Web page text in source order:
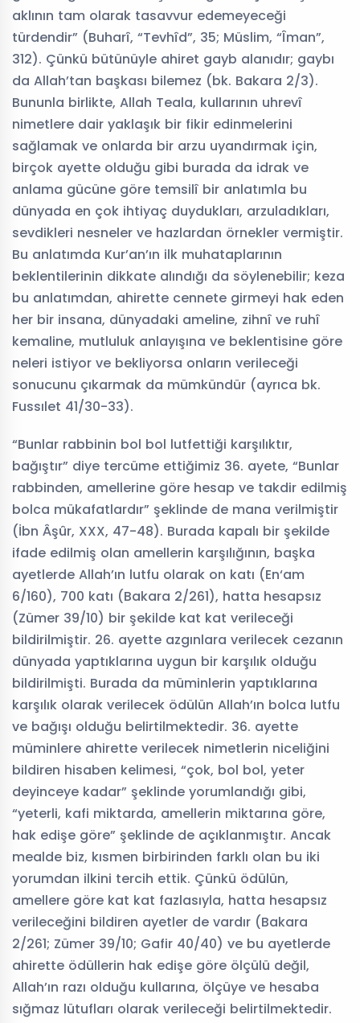
aklının tam olarak tasavvur edemeyeceği
türdendir” (Buharî, “Tevhîd”, 35; Müslim, “Îman”,
312). Çünkü bütünüyle ahiret gayb alanıdır; gaybı
da Allah’tan başkası bilemez (bk. Bakara 2/3).
Bununla birlikte, Allah Teala, kullarının uhrevî
nimetlere dair yaklaşık bir fikir edinmelerini
sağlamak ve onlarda bir arzu uyandırmak için,
birçok ayette olduğu gibi burada da idrak ve
anlama gücüne göre temsilî bir anlatımla bu
dünyada en çok ihtiyaç duydukları, arzuladıkları,
sevdikleri nesneler ve hazlardan örnekler vermiştir.
Bu anlatımda Kur’an’ın ilk muhataplarının
beklentilerinin dikkate alındığı da söylenebilir; keza
bu anlatımdan, ahirette cennete girmeyi hak eden
her bir insana, dünyadaki ameline, zihnî ve ruhî
kemaline, mutluluk anlayışına ve beklentisine göre
neleri istiyor ve bekliyorsa onların verileceği
sonucunu çıkarmak da mümkündür (ayrıca bk.
Fussılet 41/30-33).
“Bunlar rabbinin bol bol lutfettiği karşılıktır,
bağıştır” diye tercüme ettiğimiz 36. ayete, “Bunlar
rabbinden, amellerine göre hesap ve takdir edilmiş
bolca mükafatlardır” şeklinde de mana verilmiştir
(İbn Âşûr, XXX, 47-48). Burada kapalı bir şekilde
ifade edilmiş olan amellerin karşılığının, başka
ayetlerde Allah’ın lutfu olarak on katı (En‘am
6/160), 700 katı (Bakara 2/261), hatta hesapsız
(Zümer 39/10) bir şekilde kat kat verileceği
bildirilmiştir. 26. ayette azgınlara verilecek cezanın
dünyada yaptıklarına uygun bir karşılık olduğu
bildirilmişti. Burada da müminlerin yaptıklarına
karşılık olarak verilecek ödülün Allah’ın bolca lutfu
ve bağışı olduğu belirtilmektedir. 36. ayette
müminlere ahirette verilecek nimetlerin niceliğini
bildiren hisaben kelimesi, “çok, bol bol, yeter
deyinceye kadar” şeklinde yorumlandığı gibi,
“yeterli, kafi miktarda, amellerin miktarına göre,
hak edişe göre” şeklinde de açıklanmıştır. Ancak
mealde biz, kısmen birbirinden farklı olan bu iki
yorumdan ilkini tercih ettik. Çünkü ödülün,
amellere göre kat kat fazlasıyla, hatta hesapsız
verileceğini bildiren ayetler de vardır (Bakara
2/261; Zümer 39/10; Gafir 40/40) ve bu ayetlerde
ahirette ödüllerin hak edişe göre ölçülü değil,
Allah’ın razı olduğu kullarına, ölçüye ve hesaba
sığmaz lütufları olarak verileceği belirtilmektedir.